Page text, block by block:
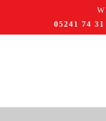
05241 74 31